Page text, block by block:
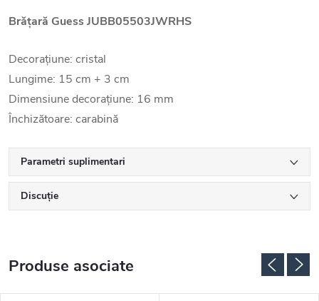
Brățară Guess JUBB05503JWRHS
Decorațiune: cristal
Lungime: 15 cm + 3 cm
Dimensiune decorațiune: 16 mm
Închizătoare: carabină
Parametri suplimentari
Discuţie
Produse asociate